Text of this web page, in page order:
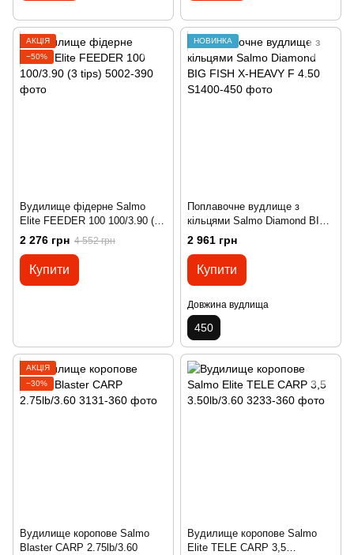
АКЦІЯ
−50%
Вудилище фідерне Salmo
Elite FEEDER 100 100/3.90 (3
tips)
2 276 грн 4 552 грн
Купити
НОВИНКА
Поплавочне вудлище з
кільцями Salmo Diamond BIG
FISH X-HEAVY F 4.50, 450
2 961 грн
Купити
Довжина вудлища
450
АКЦІЯ
−30%
Вудилище коропове Salmo
Blaster CARP 2.75lb/3.60
Вудилище коропове Salmo
Elite TELE CARP 3,5